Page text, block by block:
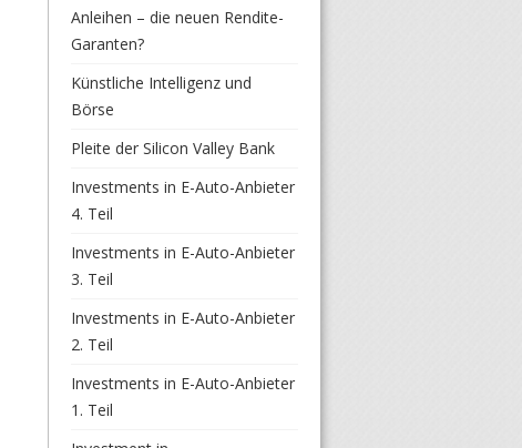
Anleihen – die neuen Rendite-
Garanten?
Künstliche Intelligenz und
Börse
Pleite der Silicon Valley Bank
Investments in E-Auto-Anbieter
4. Teil
Investments in E-Auto-Anbieter
3. Teil
Investments in E-Auto-Anbieter
2. Teil
Investments in E-Auto-Anbieter
1. Teil